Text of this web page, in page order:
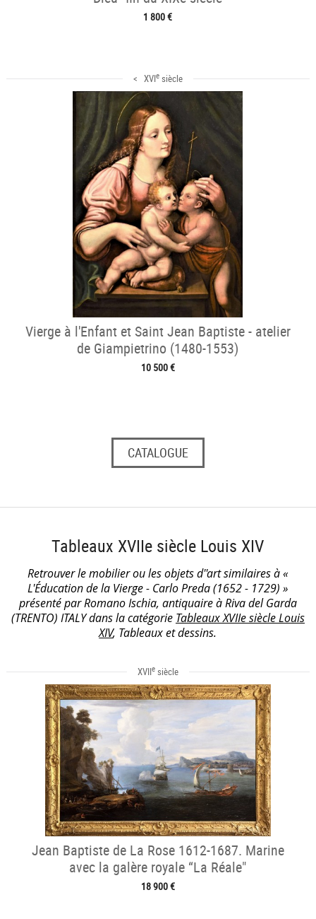
1 800 €
< XVIesiècle
Vierge à l'Enfant et Saint Jean Baptiste - atelier
de Giampietrino (1480-1553)
10 500 €
CATALOGUE
Tableaux XVIIe siècle Louis XIV
Retrouver le mobilier ou les objets d''art similaires à «
L'Éducation de la Vierge - Carlo Preda (1652 - 1729) »
présenté par Romano Ischia, antiquaire à Riva del Garda
(TRENTO) ITALY dans la catégorie Tableaux XVIIe siècle Louis
XIV, Tableaux et dessins.
XVIIesiècle
Jean Baptiste de La Rose 1612-1687. Marine
avec la galère royale “La Réale"
18 900 €